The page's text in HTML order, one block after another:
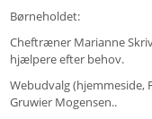
Børneholdet:
Cheftræner Marianne
hjælpere efter behov.
Webudvalg (hjemmeside,
Gruwier Mogensen..